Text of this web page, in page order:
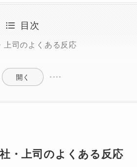
目次
司のよくある反応
開く
・上司のよくある反応